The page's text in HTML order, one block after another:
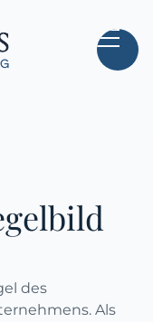
des
Als